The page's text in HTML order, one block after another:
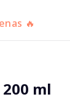
🔥
ml